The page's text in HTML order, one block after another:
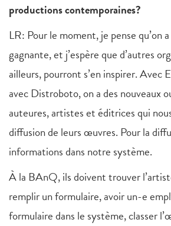
productions contemporaines?
LR: Pour le moment, je pense qu’on
gagnante, et j’espère que d’autres
ailleurs, pourront s’en inspirer. Avec
avec Distroboto, on a des nouveaux
auteures, artistes et éditrices qui
diffusion de leurs œuvres. Pour la
informations dans notre système.
À la BAnQ, ils doivent trouver
remplir un formulaire, avoir un-e
formulaire dans le système, classer